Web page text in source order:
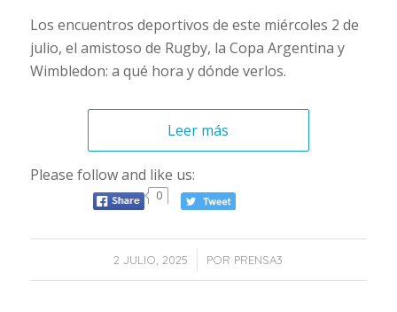
Los encuentros deportivos de este miércoles 2 de
julio, el amistoso de Rugby, la Copa Argentina y
Wimbledon: a qué hora y dónde verlos.
Leer más
Please follow and like us:
0
2 JULIO, 2025
/ POR PRENSA3